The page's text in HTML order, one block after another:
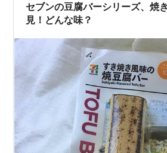
セブンの豆腐バーシリーズ、焼
見！どんな味？